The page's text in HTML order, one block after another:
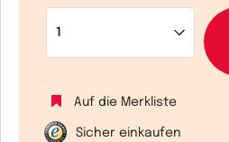
Auf die Merkliste
Sicher einkaufen